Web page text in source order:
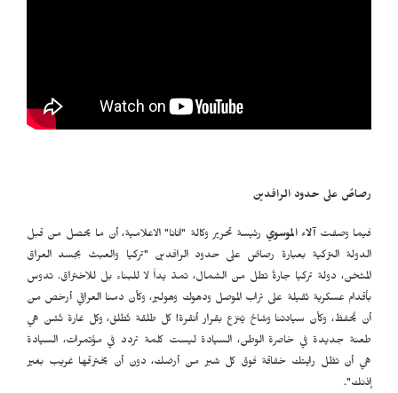
رصاصٌ على حدود الرافدين
فيما وصفت آلاء الموسوي رئيسة تحرير وكالة "انانا" الاعلامية، أن ما يحصل من قبل
الدولة التركية بعبارة رصاصٌ على حدود الرافدين "تركيا والعبث بجسد العراق
المثخن، دولة تركيا جارةٌ تطل من الشمال، تمدّ يداً لا للبناء بل للاختراق. تدوس
بأقدام عسكرية ثقيلة على تراب الموصل ودهوك وهولير، وكأن دمنا العراقي أرخص من
أن يُحفظ، وكأن سيادتنا وشاحٌ يُنزع بقرار أنقرة! كل طلقة تُطلق، وكل غارة تُشن هي
طعنة جديدة في خاصرة الوطن، السيادة ليست كلمة تردد في مؤتمرات، السيادة
هي أن تظل رايتك خفاقة فوق كل شبر من أرضك، دون أن يخترقها غريب بغير
إذنك".